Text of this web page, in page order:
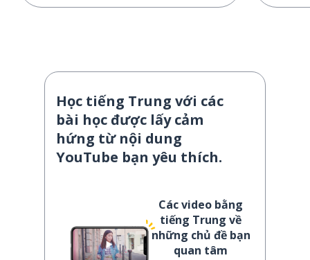
Học tiếng Trung với các
bài học được lấy cảm
hứng từ nội dung
YouTube bạn yêu thích.
Các video bằng
tiếng Trung về
những chủ đề bạn
quan tâm